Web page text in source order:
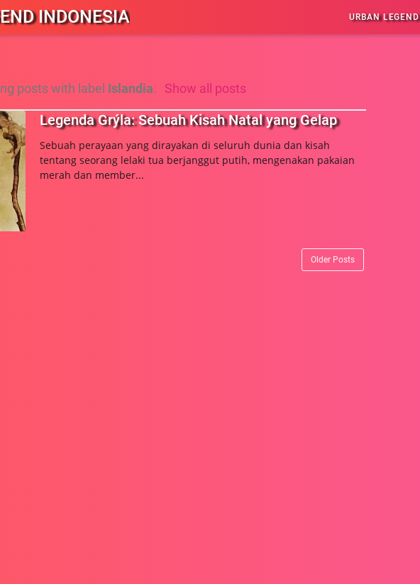
INDONESIA URBAN LEGEND
posts with label Islandia. Show all posts
Legenda Grýla: Sebuah Kisah Natal yang Gelap
Sebuah perayaan yang dirayakan di seluruh dunia dan kisah
tentang seorang lelaki tua berjanggut putih, mengenakan pakaian
merah dan member...
Older Posts